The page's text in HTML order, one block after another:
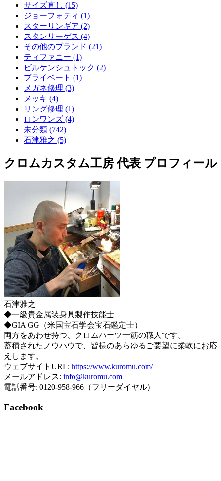
サイズ直し (15)
ジョーフォティ (1)
スターリンギア (2)
スタンリーゲス (4)
その他のブランド (21)
ティファニー (1)
ビルケンシュトック (2)
プライベート (1)
メガネ修理 (3)
メッキ (4)
リング修理 (1)
ロンワンズ (4)
未分類 (742)
石津雅之 (5)
クロムカスタム工房 代表 プロフィール
石津雅之
◆一級貴金属装身具製作技能士
◆GIA GG（米国宝石学会宝石鑑定士）
両方をあわせ持つ、クロムハーツ一筋の職人です。
蓄積されたノウハウで、皆様のあらゆるご要望に柔軟にお応
えします。
ウェブサイトURL: https://www.kuromu.com/
メールアドレス: info@kuromu.com
電話番号: 0120-958-966（フリーダイヤル）
Facebook